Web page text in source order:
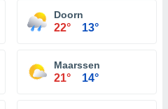
Doorn
22° 13°
Maarssen
21° 14°